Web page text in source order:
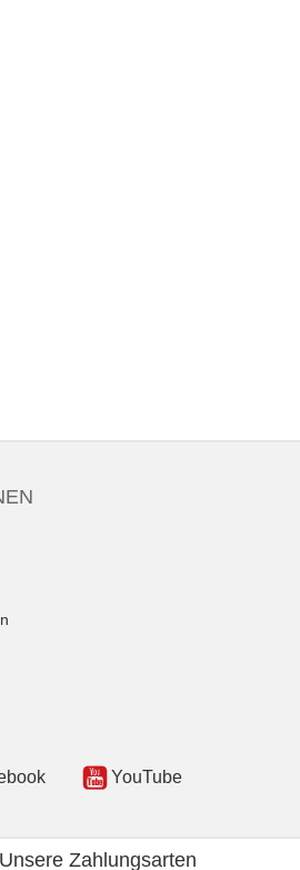
YouTube
Unsere Zahlungsarten